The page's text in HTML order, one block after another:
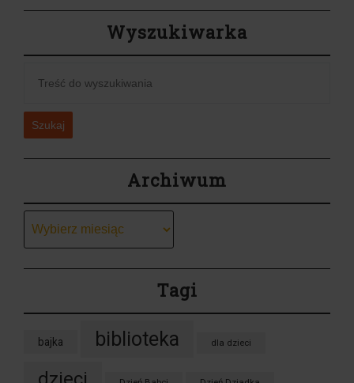
Wyszukiwarka
Szukaj
Archiwum
Tagi
bajka biblioteka dla dzieci